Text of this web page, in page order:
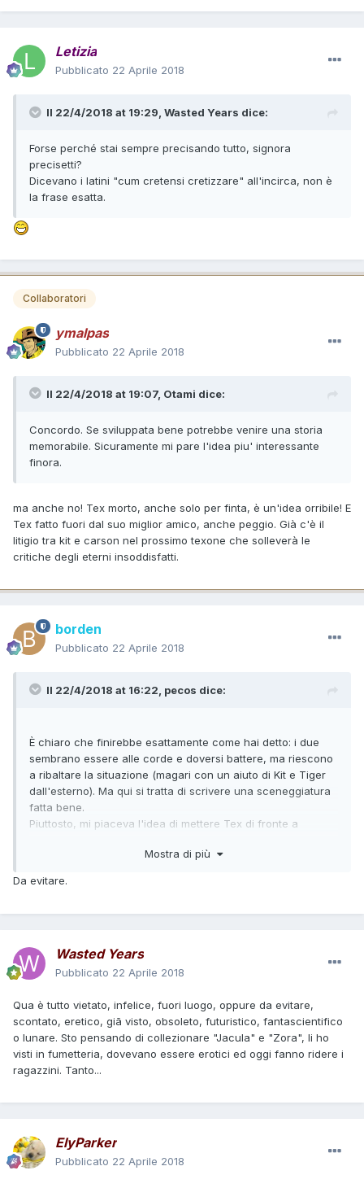
Letizia
Pubblicato 22 Aprile 2018
Il 22/4/2018 at 19:29, Wasted Years dice:
Forse perché stai sempre precisando tutto, signora
precisetti?
Dicevano i latini "cum cretensi cretizzare" all'incirca, non è
la frase esatta.
Collaboratori
ymalpas
Pubblicato 22 Aprile 2018
Il 22/4/2018 at 19:07, Otami dice:
Concordo. Se sviluppata bene potrebbe venire una storia
memorabile. Sicuramente mi pare l'idea piu' interessante
finora.
ma anche no! Tex morto, anche solo per finta, è un'idea orribile! E
Tex fatto fuori dal suo miglior amico, anche peggio. Già c'è il
litigio tra kit e carson nel prossimo texone che solleverà le
critiche degli eterni insoddisfatti.
borden
Pubblicato 22 Aprile 2018
Il 22/4/2018 at 16:22, pecos dice:
È chiaro che finirebbe esattamente come hai detto: i due
sembrano essere alle corde e doversi battere, ma riescono
a ribaltare la situazione (magari con un aiuto di Kit e Tiger
dall'esterno). Ma qui si tratta di scrivere una sceneggiatura
fatta bene.
Piuttosto, mi piaceva l'idea di mettere Tex di fronte a
fumetti, ovviamente). Me lo immagino 10-15 anni più vecchio
giovane fuorilegge... Dici che un personaggio del genere è
Mostra di più
Da evitare.
Wasted Years
Pubblicato 22 Aprile 2018
Qua è tutto vietato, infelice, fuori luogo, oppure da evitare,
scontato, eretico, giã visto, obsoleto, futuristico, fantascientifico
o lunare. Sto pensando di collezionare "Jacula" e "Zora", li ho
visti in fumetteria, dovevano essere erotici ed oggi fanno ridere i
ragazzini. Tanto...
ElyParker
Pubblicato 22 Aprile 2018